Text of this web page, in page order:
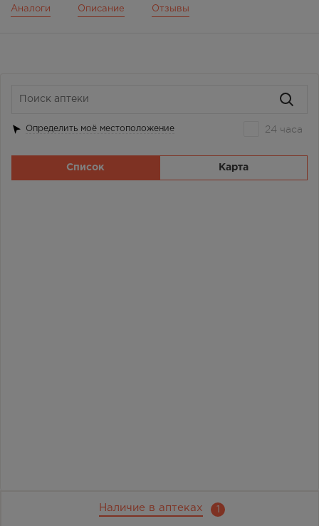
Аналоги Описание Отзывы
Наличие в аптеках
Определить моё местоположение 24 часа
Список Карта